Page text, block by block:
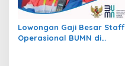
Lowongan Gaji Besar Staff
Operasional BUMN di